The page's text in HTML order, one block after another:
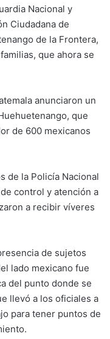
Nacional y
Ciudadana de
de la Frontera,
que ahora se
anunciaron un
que
de 600 mexicanos
de la Policía Nacional
control y atención a
a recibir víveres
de sujetos
lado mexicano fue
del punto donde se
llevó a los oficiales a
para tener puntos de